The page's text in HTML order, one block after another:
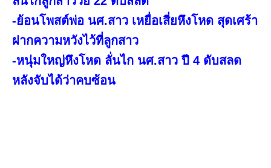
-ย้อนโพสต์พ่อ นศ.สาว เหยื่อเสี่ยหึงโหด สุดเศร้า
ฝากความหวังไว้ที่ลูกสาว
-หนุ่มใหญ่หึงโหด ลั่นไก นศ.สาว ปี 4 ดับสลด
หลังจับได้ว่าคบซ้อน